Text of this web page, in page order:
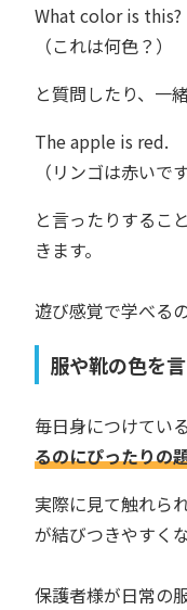
What color is this?
（これは何色？）
と質問したり、一
The apple is red.
（リンゴは赤いです
と言ったりするこ
きます。
遊び感覚で学べる
服や靴の色を
毎日身につけてい
るのにぴったりの
実際に見て触れら
が結びつきやすくな
保護者様が日常の